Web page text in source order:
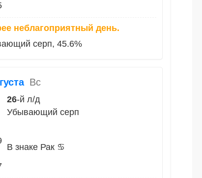
неблагоприятный день.
серп, 45.6%
Вс
26-й л/д
Убывающий серп
В знаке Рак ♋